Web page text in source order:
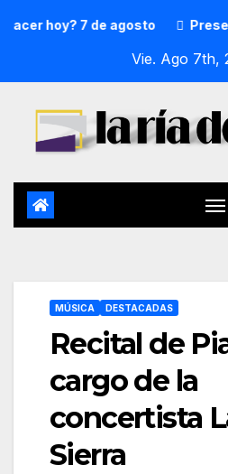
hoy? 7 de agosto
Vie. Ago 7th,
MÚSICA DESTACADAS
Recital de
cargo de la
concertista
Sierra